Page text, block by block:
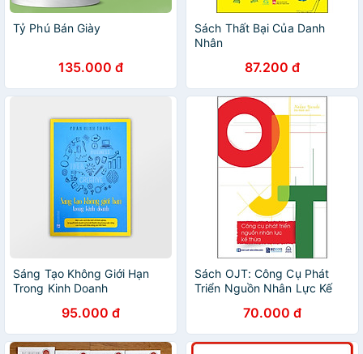
Tỷ Phú Bán Giày
135.000 đ
Sách Thất Bại Của Danh
Nhân
87.200 đ
Sáng Tạo Không Giới Hạn
Trong Kinh Doanh
95.000 đ
Sách OJT: Công Cụ Phát
Triển Nguồn Nhân Lực Kế
70.000 đ